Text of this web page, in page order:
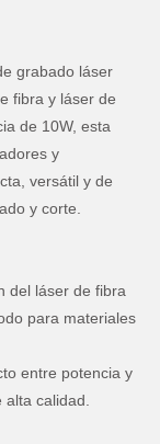
grabado láser
fibra y láser de
de 10W, esta
y
versátil y de
y corte.
del láser de fibra
para materiales
entre potencia y
calidad.